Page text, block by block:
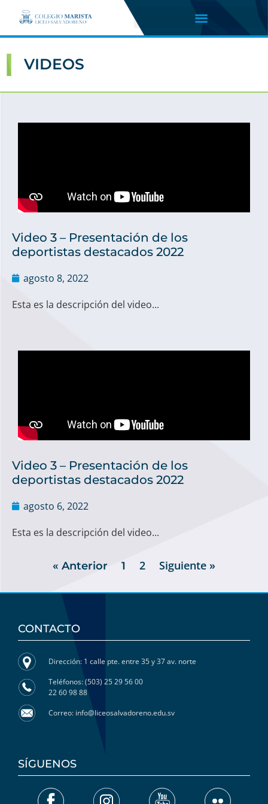
VIDEOS
Video 3 – Presentación de los
deportistas destacados 2022
agosto 8, 2022
Esta es la descripción del video...
Video 3 – Presentación de los
deportistas destacados 2022
agosto 6, 2022
Esta es la descripción del video...
« Anterior 1 2 Siguiente »
CONTACTO
Dirección: 1 calle pte. entre 35 y 37 av. norte
Teléfonos: (503) 25 29 56 00
22 60 98 88
Correo: info@liceosalvadoreno.edu.sv
SÍGUENOS